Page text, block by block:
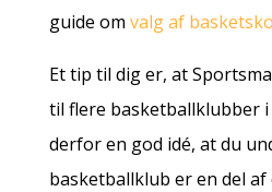
guide om valg af basketsko
Et tip til dig er, at
til flere basketballklubber
derfor en god idé, at du
basketballklub er en del af